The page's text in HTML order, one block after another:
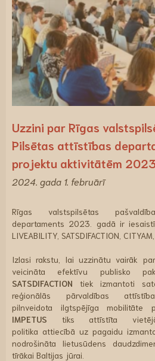
Uzzini par Rīgas
Pilsētas attīstības
projektu aktivitātēm
2024. gada 1. februārī
Rīgas valstspilsētas
departaments 2023. gadā ir
LIVEABILITY, SATSDIFACTION,
Izlasi rakstu, lai uzzinātu vairāk
veicināta efektīvu publisko
SATSDIFACTION tiek izmantoti
reģionālās pārvaldības
pilnveidota ilgtspējīga mobilitāte
IMPETUS tiks attīstīta vietējā
politika attiecībā uz pagaidu
nodrošināta lietusūdens
tīrākai Baltijas jūrai.